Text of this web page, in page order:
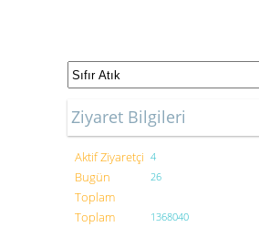
Ziyaret Bilgileri
Aktif Ziyaretçi 4
Bugün
Toplam
26
Toplam
1368040